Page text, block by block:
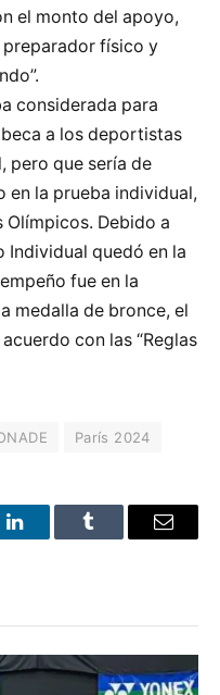
el monto del apoyo,
preparador físico y
considerada para
a los deportistas
pero que sería de
en la prueba individual,
Debido a
Individual quedó en la
fue en la
medalla de bronce, el
con las “Reglas
París 2024
LinkedInTumblr Email